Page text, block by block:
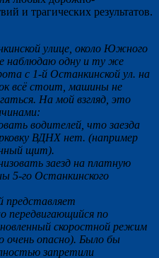
и трагических результатов.
улице, около Южного
наблюдаю одну и ту же
с 1-й Останкинской ул. на
всё стоит, машины не
На мой взгляд, это
водителей, что заезда
ВДНХ нет. (например
щит).
заезд на платную
5-го Останкинского
представляет
передвигающийся по
скоростной режим
очень опасно). Было бы
запретили